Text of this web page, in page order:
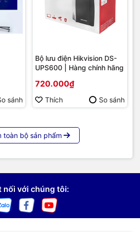
|
sánh
Bộ lưu điện Hikvision DS-
UPS600 | Hàng chính hãng
720.000₫
Thích So sánh
toàn bộ sản phẩm
nối với chúng tôi: